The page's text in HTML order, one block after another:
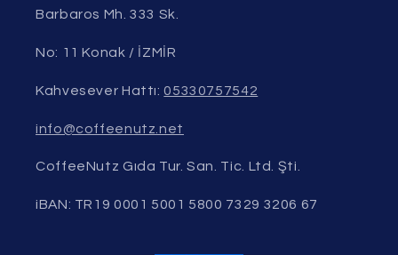
Barbaros Mh. 333 Sk.
No: 11 Konak / İZMİR
Kahvesever Hattı:05330757542
info@coffeenutz.net
CoffeeNutz Gıda Tur. San. Tic. Ltd. Şti.
iBAN: TR19 0001 5001 5800 7329 3206 67